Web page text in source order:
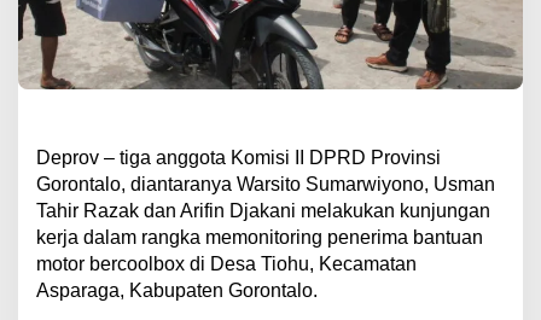
Deprov – tiga anggota Komisi II DPRD Provinsi
Gorontalo, diantaranya Warsito Sumarwiyono, Usman
Tahir Razak dan Arifin Djakani melakukan kunjungan
kerja dalam rangka memonitoring penerima bantuan
motor bercoolbox di Desa Tiohu, Kecamatan
Asparaga, Kabupaten Gorontalo.